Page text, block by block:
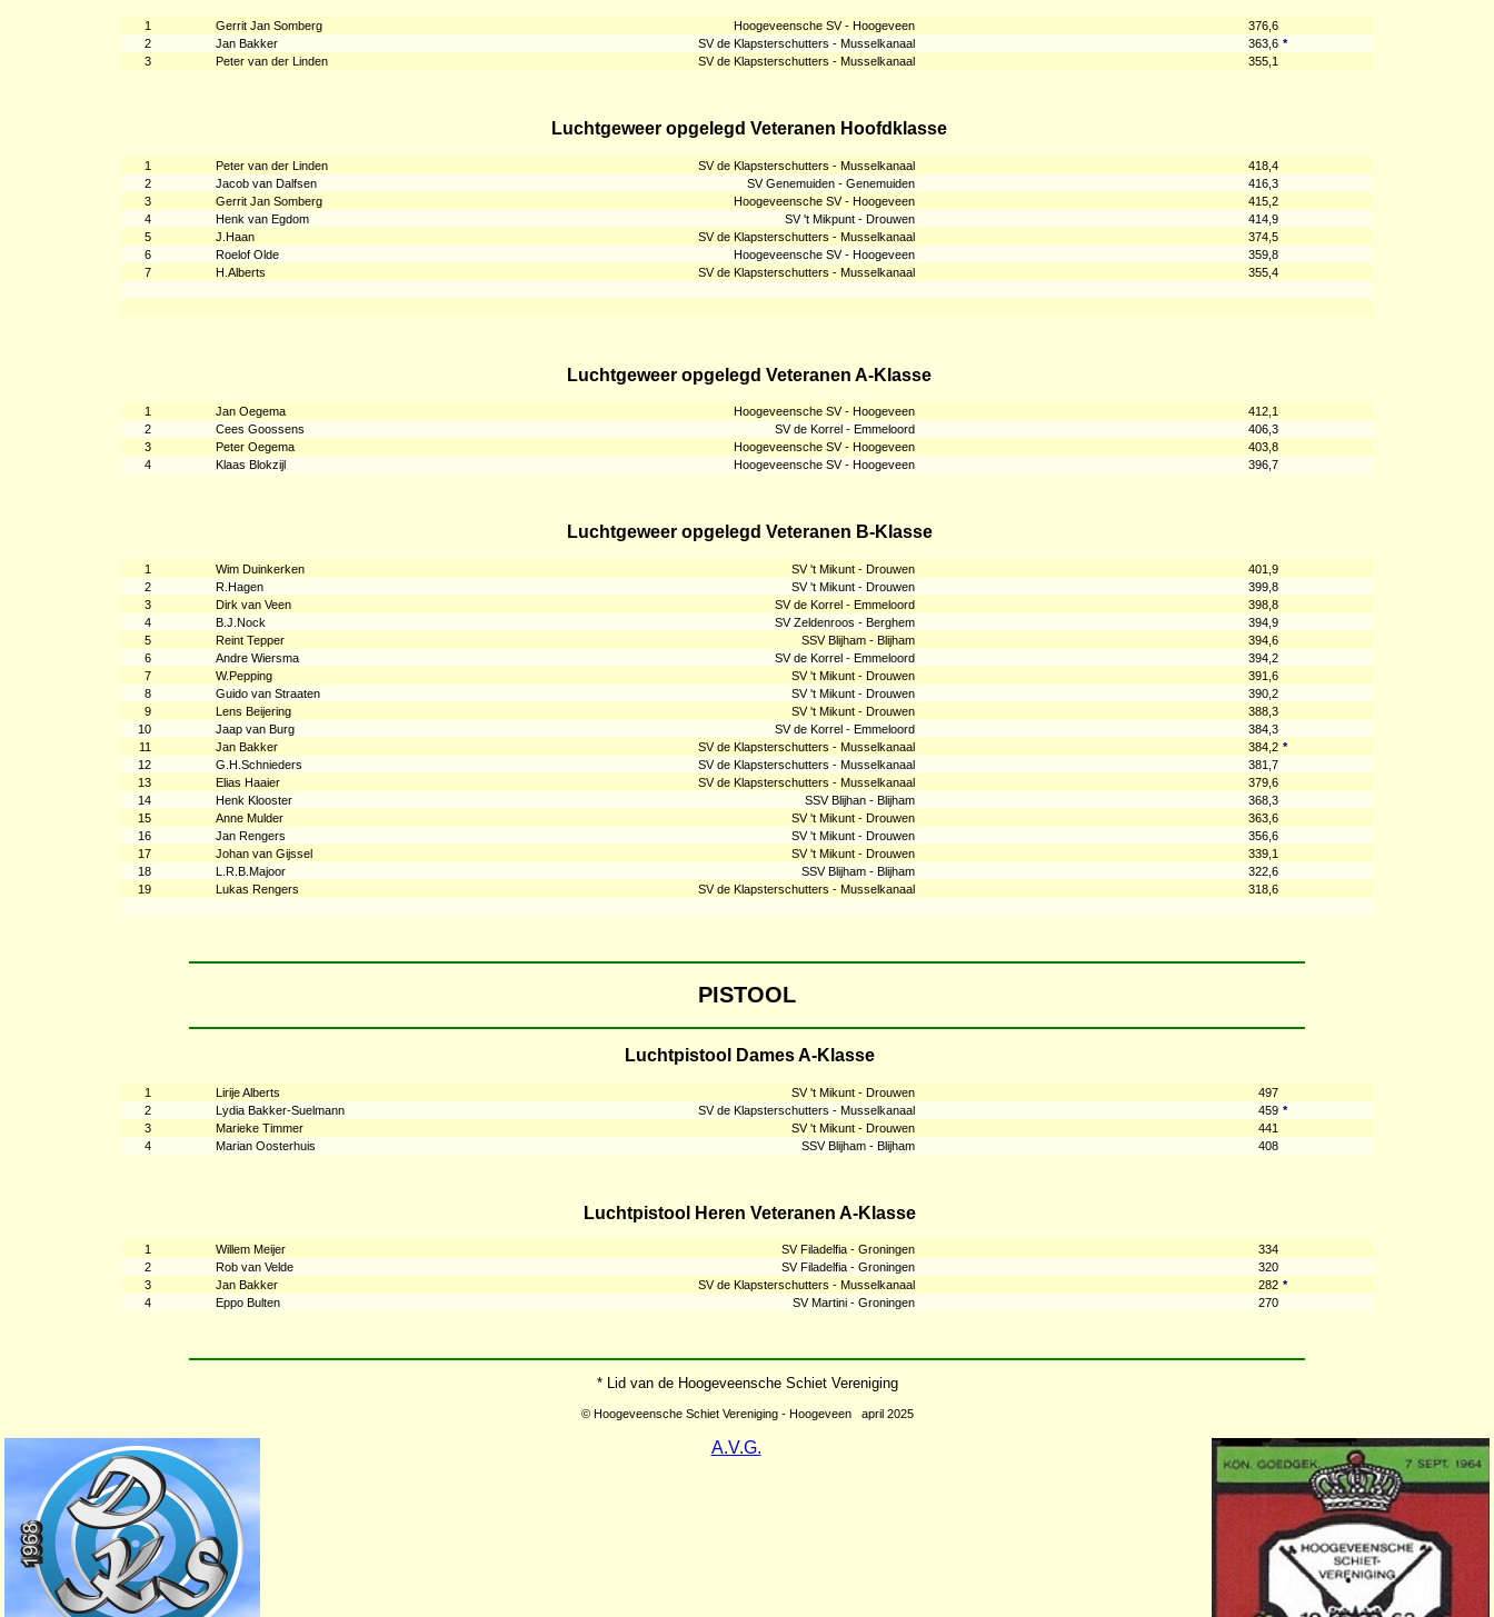
1 Gerrit Jan Somberg Hoogeveensche SV - Hoogeveen
376,6
2
Jan Bakker SV de Klapsterschutters - Musselkanaal 363,6 *
3
Peter van der Linden SV de Klapsterschutters - Musselkanaal 355,1
Luchtgeweer opgelegd Veteranen Hoofdklasse
1 Peter van der Linden SV de Klapsterschutters - Musselkanaal
418,4
2
Jacob van Dalfsen SV Genemuiden - Genemuiden
416,3
3
Gerrit Jan Somberg Hoogeveensche SV - Hoogeveen
415,2
4
Henk van Egdom SV 't Mikpunt - Drouwen
414,9
5
J.Haan SV de Klapsterschutters - Musselkanaal
374,5
6
Roelof Olde Hoogeveensche SV - Hoogeveen
359,8
7
H.Alberts SV de Klapsterschutters - Musselkanaal 355,4
Luchtgeweer opgelegd Veteranen A-Klasse
1 Jan Oegema Hoogeveensche SV - Hoogeveen
412,1
2
Cees Goossens SV de Korrel - Emmeloord
406,3
3
Peter Oegema Hoogeveensche SV - Hoogeveen
403,8
4
Klaas Blokzijl Hoogeveensche SV - Hoogeveen 396,7
Luchtgeweer opgelegd Veteranen B-Klasse
1 Wim Duinkerken SV 't Mikunt - Drouwen
401,9
2
R.Hagen SV 't Mikunt - Drouwen
399,8
3
Dirk van Veen SV de Korrel - Emmeloord
398,8
4
B.J.Nock SV Zeldenroos - Berghem
394,9
5
Reint Tepper SSV Blijham - Blijham
394,6
6
Andre Wiersma SV de Korrel - Emmeloord
394,2
7
W.Pepping SV 't Mikunt - Drouwen
391,6
8
Guido van Straaten SV 't Mikunt - Drouwen
390,2
9
Lens Beijering SV 't Mikunt - Drouwen
388,3
10
Jaap van Burg SV de Korrel - Emmeloord
384,3
11
Jan Bakker SV de Klapsterschutters - Musselkanaal 384,2 *
12
G.H.Schnieders SV de Klapsterschutters - Musselkanaal
381,7
13
Elias Haaier SV de Klapsterschutters - Musselkanaal
379,6
14
Henk Klooster SSV Blijhan - Blijham
368,3
15
Anne Mulder SV 't Mikunt - Drouwen
363,6
16
Jan Rengers SV 't Mikunt - Drouwen
356,6
17
Johan van Gijssel SV 't Mikunt - Drouwen
339,1
18
L.R.B.Majoor SSV Blijham - Blijham
322,6
19
Lukas Rengers SV de Klapsterschutters - Musselkanaal 318,6
PISTOOL
Luchtpistool Dames A-Klasse
1 Lirije Alberts SV 't Mikunt - Drouwen
497
2
Lydia Bakker-Suelmann SV de Klapsterschutters - Musselkanaal 459 *
3
Marieke Timmer SV 't Mikunt - Drouwen
441
4
Marian Oosterhuis SSV Blijham - Blijham 408
Luchtpistool Heren Veteranen A-Klasse
1 Willem Meijer SV Filadelfia - Groningen
334
2
Rob van Velde SV Filadelfia - Groningen
320
3
Jan Bakker SV de Klapsterschutters - Musselkanaal 282 *
4
Eppo Bulten SV Martini - Groningen 270
* Lid van de Hoogeveensche Schiet Vereniging
© Hoogeveensche Schiet Vereniging - Hoogeveen april 2025
A.V.G.